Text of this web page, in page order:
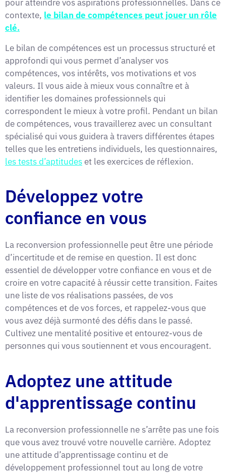
pour atteindre vos aspirations professionnelles. Dans ce
contexte, le bilan de compétences peut jouer un rôle
clé.
Le bilan de compétences est un processus structuré et
approfondi qui vous permet d’analyser vos
compétences, vos intérêts, vos motivations et vos
valeurs. Il vous aide à mieux vous connaître et à
identifier les domaines professionnels qui
correspondent le mieux à votre profil. Pendant un bilan
de compétences, vous travaillerez avec un consultant
spécialisé qui vous guidera à travers différentes étapes
telles que les entretiens individuels, les questionnaires,
les tests d’aptitudeset les exercices de réflexion.
Développez votre
confiance en vous
La reconversion professionnelle peut être une période
d’incertitude et de remise en question. Il est donc
essentiel de développer votre confiance en vous et de
croire en votre capacité à réussir cette transition. Faites
une liste de vos réalisations passées, de vos
compétences et de vos forces, et rappelez-vous que
vous avez déjà surmonté des défis dans le passé.
Cultivez une mentalité positive et entourez-vous de
personnes qui vous soutiennent et vous encouragent.
Adoptez une attitude
d'apprentissage continu
La reconversion professionnelle ne s’arrête pas une fois
que vous avez trouvé votre nouvelle carrière. Adoptez
une attitude d’apprentissage continu et de
développement professionnel tout au long de votre